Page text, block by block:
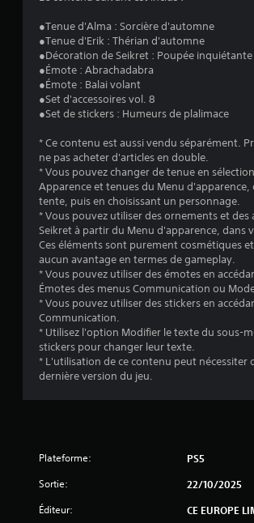
●Tenue d'Alma : Sorcière d'automne
●Tenue d'Erik : Thérian d'automne
●Décoration de Seikret : Poupée inquiétante
●Émote : Abrachadabra
●Émote : Balai volant
●Set d'accessoires vol. 8
●Set de stickers : Humeurs de plalimace
* Ce contenu est aussi vendu séparément.
ne pas acheter d'articles en double.
* Vous pouvez changer de tenue en
Apparence et tenues du Menu d'apparence,
tente, puis en choisissant un personnage.
* Vous pouvez utiliser des ornements et des
Seikret à partir du Menu d'apparence, dans
Ces éléments sont purement cosmétiques
aucun avantage en termes de gameplay.
* Vous pouvez utiliser des émotes en
Émotes des menus Communication ou
* Vous pouvez utiliser des stickers en
Communication.
* Utilisez l'option Modifier le texte du sous-
stickers pour changer leur texte.
* L'utilisation de ce contenu peut nécessiter
dernière version du jeu.
Plateforme: PS5
Sortie: 22/10/2025
Éditeur: CE EUROPE